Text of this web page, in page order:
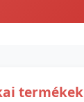
termékek